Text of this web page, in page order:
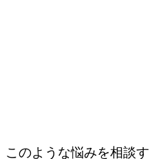
このような悩みを相談